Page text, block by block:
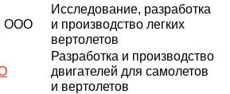
ООО
Исследование, разработка
и производство легких
вертолетов
Разработка и производство
двигателей для самолетов
и вертолетов